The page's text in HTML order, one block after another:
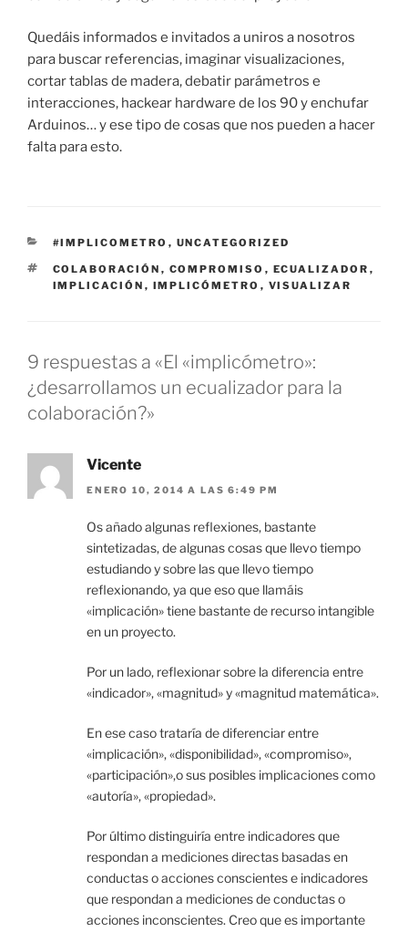
Quedáis informados e invitados a uniros a nosotros
para buscar referencias, imaginar visualizaciones,
cortar tablas de madera, debatir parámetros e
interacciones, hackear hardware de los 90 y enchufar
Arduinos… y ese tipo de cosas que nos pueden a hacer
falta para esto.
CATEGORÍAS
#IMPLICOMETRO , UNCATEGORIZED
ETIQUETAS
COLABORACIÓN , COMPROMISO , ECUALIZADOR ,
IMPLICACIÓN , IMPLICÓMETRO , VISUALIZAR
9 respuestas a «El «implicómetro»:
¿desarrollamos un ecualizador para la
colaboración?»
Vicente
ENERO 10, 2014 A LAS 6:49 PM
Os añado algunas reflexiones, bastante
sintetizadas, de algunas cosas que llevo tiempo
estudiando y sobre las que llevo tiempo
reflexionando, ya que eso que llamáis
«implicación» tiene bastante de recurso intangible
en un proyecto.
Por un lado, reflexionar sobre la diferencia entre
«indicador», «magnitud» y «magnitud matemática».
En ese caso trataría de diferenciar entre
«implicación», «disponibilidad», «compromiso»,
«participación»,o sus posibles implicaciones como
«autoría», «propiedad».
Por último distinguiría entre indicadores que
respondan a mediciones directas basadas en
conductas o acciones conscientes e indicadores
que respondan a mediciones de conductas o
acciones inconscientes. Creo que es importante